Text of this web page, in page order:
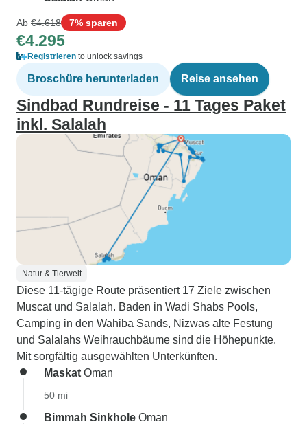
Ab €4.618 7% sparen
€4.295
Registrieren to unlock savings
Broschüre herunterladen Reise ansehen
Sindbad Rundreise - 11 Tages Paket
inkl. Salalah
Natur & Tierwelt
Diese 11-tägige Route präsentiert 17 Ziele zwischen
Muscat und Salalah. Baden in Wadi Shabs Pools,
Camping in den Wahiba Sands, Nizwas alte Festung
und Salalahs Weihrauchbäume sind die Höhepunkte.
Mit sorgfältig ausgewählten Unterkünften.
Maskat Oman
50 mi
Bimmah Sinkhole Oman